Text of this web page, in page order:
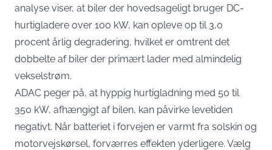
analyse viser, at biler der hovedsageligt bruger DC-
hurtigladere over 100 kW, kan opleve op til 3,0
procent årlig degradering, hvilket er omtrent det
dobbelte af biler der primært lader med almindelig
vekselstrøm.
ADAC peger på, at hyppig hurtigladning med 50 til
350 kW, afhængigt af bilen, kan påvirke levetiden
negativt. Når batteriet i forvejen er varmt fra solskin og
motorvejskørsel, forværres effekten yderligere. Vælg